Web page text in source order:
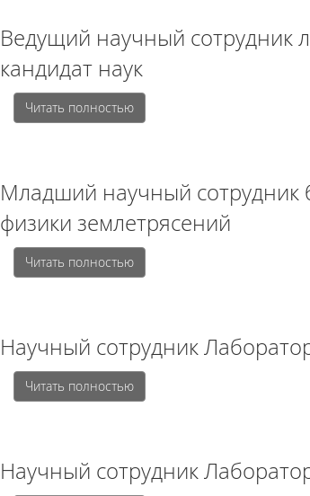
Ведущий научный сотрудник
кандидат наук
Читать полностью
Младший научный сотрудник
физики землетрясений
Читать полностью
Научный сотрудник
Читать полностью
Научный сотрудник